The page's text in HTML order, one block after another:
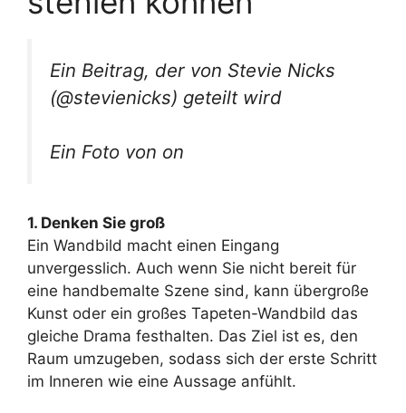
Ein Beitrag, der von Stevie Nicks
(@stevienicks) geteilt wird
Ein Foto von on
1. Denken Sie groß
Ein Wandbild macht einen Eingang
unvergesslich. Auch wenn Sie nicht bereit für
eine handbemalte Szene sind, kann übergroße
Kunst oder ein großes Tapeten-Wandbild das
gleiche Drama festhalten. Das Ziel ist es, den
Raum umzugeben, sodass sich der erste Schritt
im Inneren wie eine Aussage anfühlt.